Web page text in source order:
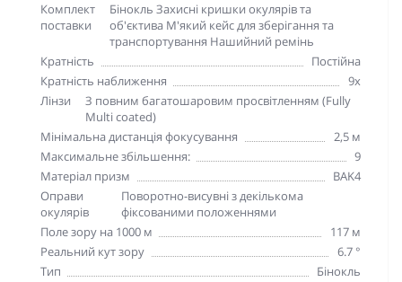
Комплект
поставки
Бінокль Захисні кришки окулярів та
об'єктива М'який кейс для зберігання та
транспортування Нашийний ремінь
Кратність
Постійна
Кратність наближення
9х
Лінзи
З повним багатошаровим просвітленням (Fully
Multi coated)
Мінімальна дистанція фокусування
2,5 м
Максимальне збільшення:
9
Матеріал призм
BAK4
Оправи
окулярів
Поворотно-висувні з декількома
фіксованими положеннями
Поле зору на 1000 м
117 м
Реальний кут зору
6.7 °
Тип
Бінокль